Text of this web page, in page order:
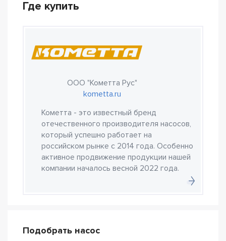
Где купить
ООО "Кометта Рус"
kometta.ru
Кометта - это известный бренд
отечественного производителя насосов,
который успешно работает на
российском рынке с 2014 года. Особенно
активное продвижение продукции нашей
компании началось весной 2022 года.
Подобрать насос